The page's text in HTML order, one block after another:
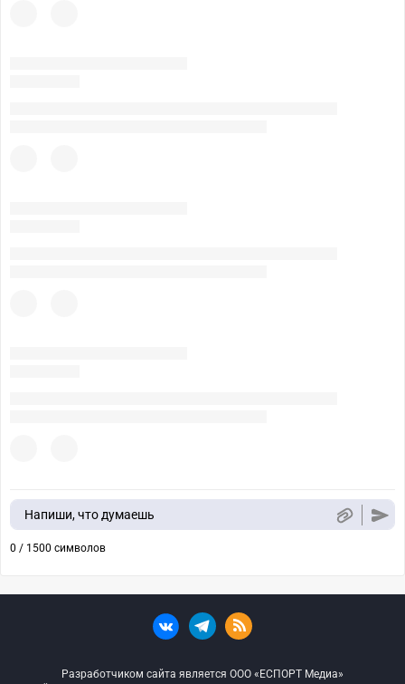
Напиши, что думаешь
0 / 1500 символов
Разработчиком сайта является ООО «ЕСПОРТ Медиа»